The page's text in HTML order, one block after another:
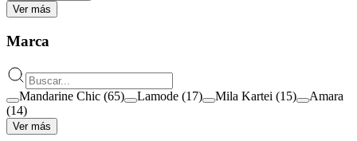
Ver más
Marca
Mandarine Chic (65) Lamode (17) Mila Kartei (15)
Amara
(14)
Ver más